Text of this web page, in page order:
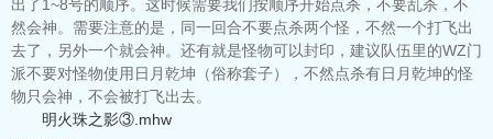
出了1~8号的顺序。这时候需要我们按顺序开始点杀，不要乱杀，不
然会神。需要注意的是，同一回合不要点杀两个怪，不然一个打飞出
去了，另外一个就会神。还有就是怪物可以封印，建议队伍里的WZ门
派不要对怪物使用日月乾坤（俗称套子），不然点杀有日月乾坤的怪
物只会神，不会被打飞出去。
明火珠之影③.mhw